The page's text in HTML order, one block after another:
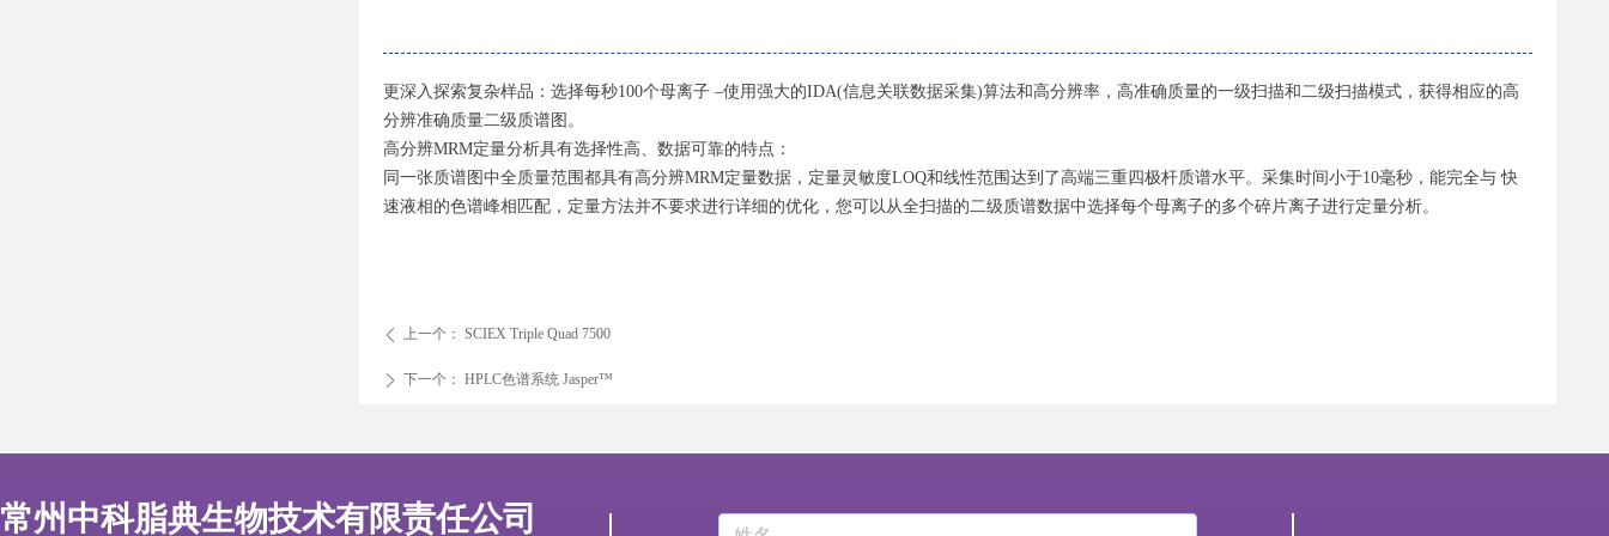
ꄴ 上一个： SCIEX Triple Quad 7500
ꄲ 下一个： HPLC色谱系统 Jasper™
更深入探索复杂样品：选择每秒100个母离子 –使用强大的IDA(信息关联数据采集)算法和高分辨率，高准确质量的一级扫描和二级扫描模式，获得相应的高
分辨准确质量二级质谱图。
高分辨MRM定量分析具有选择性高、数据可靠的特点：
同一张质谱图中全质量范围都具有高分辨MRM定量数据，定量灵敏度LOQ和线性范围达到了高端三重四极杆质谱水平。采集时间小于10毫秒，能完全与 快
速液相的色谱峰相匹配，定量方法并不要求进行详细的优化，您可以从全扫描的二级质谱数据中选择每个母离子的多个碎片离子进行定量分析。
常州中科脂典生物技术有限责任公司